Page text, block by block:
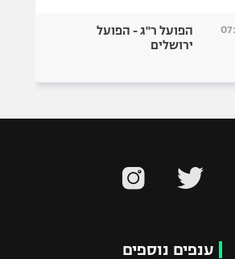
הפועל ר"ג - הפועל
ירושלים
ענפים נוספים